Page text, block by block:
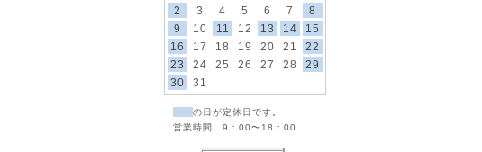
2
3 4 5 6 7
8
9
10 11 12 13 14
15
16
17 18 19 20 21
22
23
24 25 26 27 28
29
30
31
の日が定休日です。
営業時間 9：00〜18：00